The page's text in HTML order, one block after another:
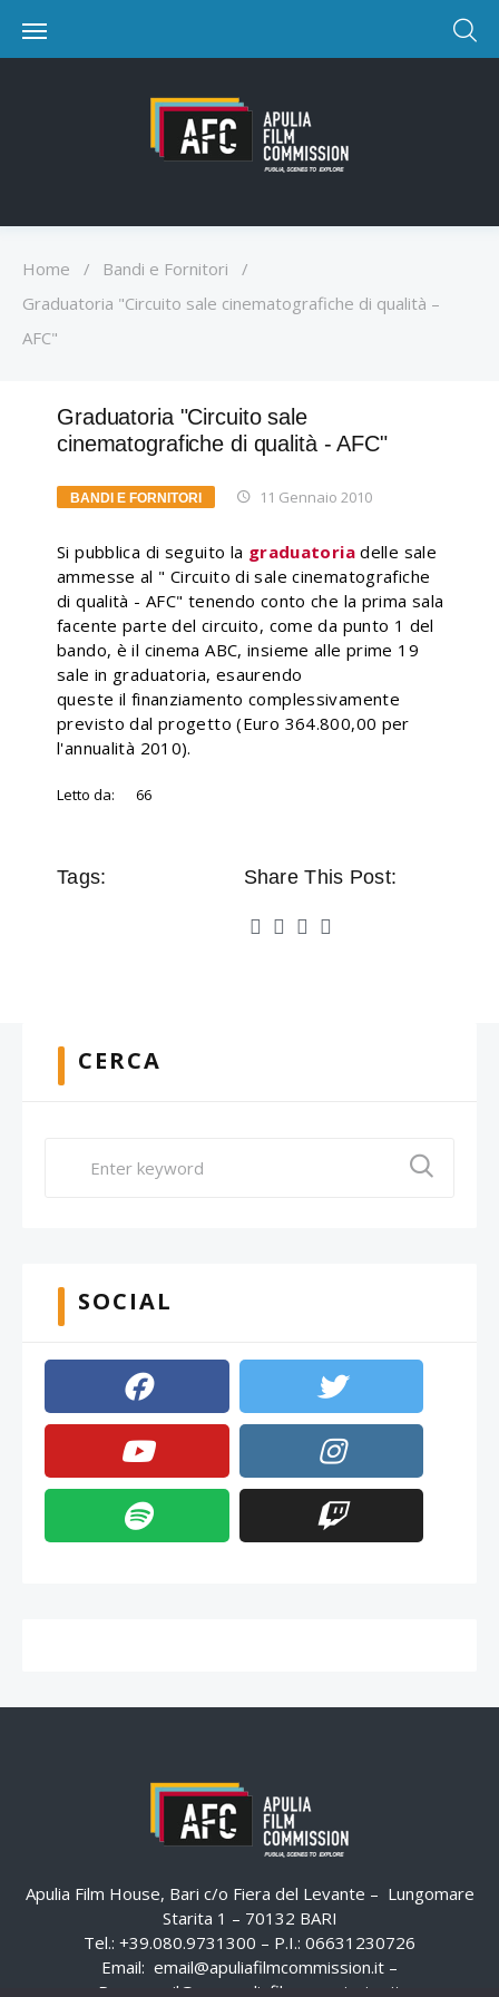
Home / Bandi e Fornitori
/
Graduatoria "Circuito sale cinematografiche di qualità –
AFC"
Graduatoria "Circuito sale
cinematografiche di qualità - AFC"
BANDI E FORNITORI 11 Gennaio 2010
Si pubblica di seguito la graduatoriadelle sale
ammesse al " Circuito di sale cinematografiche
di qualità - AFC" tenendo conto che la prima sala
facente parte del circuito, come da punto 1 del
bando, è il cinema ABC, insieme alle prime 19
sale in graduatoria, esaurendo
queste il finanziamento complessivamente
previsto dal progetto (Euro 364.800,00 per
l'annualità 2010).
Letto da: 66
Tags: Share This Post:
CERCA
SOCIAL
Apulia Film House, Bari c/o Fiera del Levante – Lungomare
Starita 1 – 70132 BARI
Tel.: +39.080.9731300 – P.I.: 06631230726
Email: email@apuliafilmcommission.it –
Pec:
email@pec.apuliafilmcommission.it